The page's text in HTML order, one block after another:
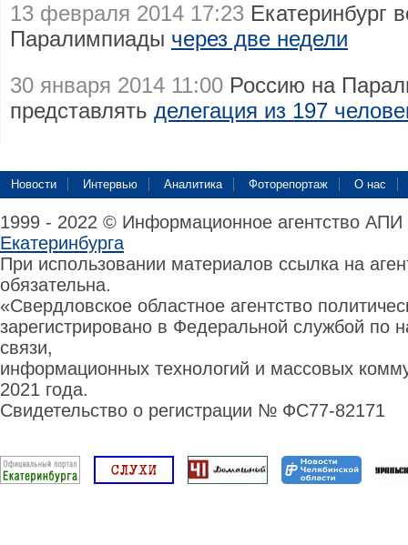
13 февраля 2014 17:23 Екатеринбург
Паралимпиады через две недели
30 января 2014 11:00 Россию на
представлять делегация из 197
Новости Интервью Аналитика Фоторепортаж О нас
1999 - 2022 © Информационное агентство
Екатеринбурга
При использовании материалов ссылка на
обязательна.
«Свердловское областное агентство
зарегистрировано в Федеральной службой по
связи,
информационных технологий и массовых
2021 года.
Свидетельство о регистрации № ФС77-82171